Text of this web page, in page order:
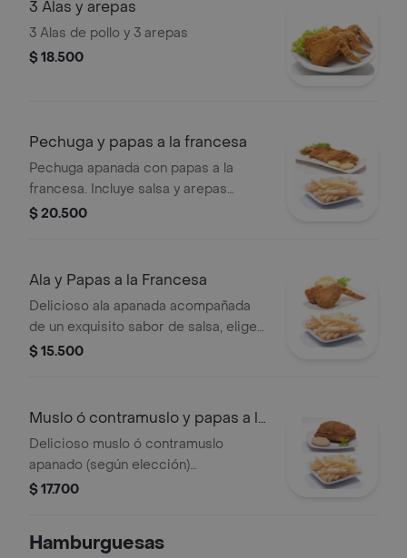
3 Alas y arepas
3 Alas de pollo y 3 arepas
$ 18.500
Pechuga y papas a la francesa
Pechuga apanada con papas a la
francesa. Incluye salsa y arepas
pequeñas.
$ 20.500
Ala y Papas a la Francesa
Delicioso ala apanada acompañada
de un exquisito sabor de salsa, elige
según tú gusto y papas a la francesa
$ 15.500
Muslo ó contramuslo y papas a la
frances
Delicioso muslo ó contramuslo
apanado (según elección)
acompañado de un exquisito sabor
$ 17.700
Hamburguesas